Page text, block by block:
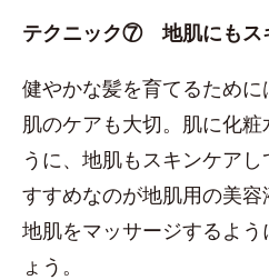
テクニック⑦ 地肌にもス
健やかな髪を育てるため
肌のケアも大切。肌に化
うに、地肌もスキンケア
すすめなのが地肌用の美容
地肌をマッサージするよ
ょう。